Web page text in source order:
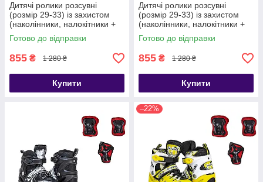
Дитячі ролики розсувні
(розмір 29-33) із захистом
(наколінники, налокітники +
захист на долоні)
Готово до відправки
855 ₴ 1 280 ₴
Купити
Дитячі ролики розсувні
(розмір 29-33) із захистом
(наколінники, налокітники +
захист на долоні)
Готово до відправки
855 ₴ 1 280 ₴
Купити
–22%